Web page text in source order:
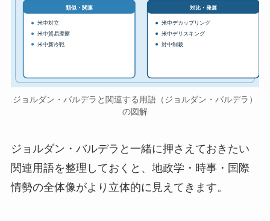
類似・関連
米中対立
米中貿易摩擦
米中新冷戦
対比・発展
米中デカップリング
米中デリスキング
対中制裁
ジョルダン・バルデラと関連する用語（ジョルダン・バルデラ）
の図解
ジョルダン・バルデラと一緒に押さえておきたい
関連用語を整理しておくと、地政学・時事・国際
情勢の全体像がより立体的に見えてきます。